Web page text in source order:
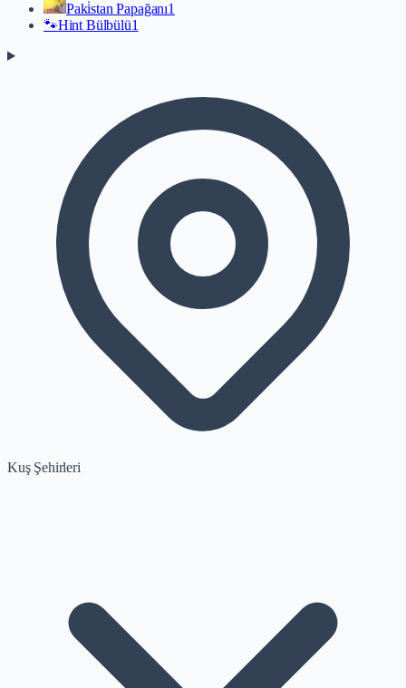
Paki̇stan Papağanı1
🐾Hint Bülbülü1
Kuş Şehirleri